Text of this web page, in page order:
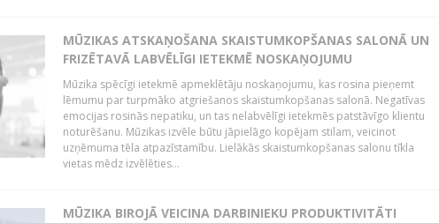
MŪZIKAS ATSKAŅOŠANA SKAISTUMKOPŠANAS SALONĀ UN
FRIZĒTAVĀ LABVĒLĪGI IETEKMĒ NOSKAŅOJUMU
Mūzika spēcīgi ietekmē apmeklētāju noskaņojumu, kas rosina pieņemt
lēmumu par turpmāko atgriešanos skaistumkopšanas salonā. Negatīvas
emocijas rosinās nepatiku, un tas nelabvēlīgi ietekmēs patstāvīgo klientu
noturēšanu. Mūzikas izvēle būtu jāpielāgo kopējam stilam, veicinot
uzņēmuma tēla atpazīstamību. Lielākās skaistumkopšanas salonu tīkla
vietas mēdz izvēlēties...
MŪZIKA BIROJĀ VEICINA DARBINIEKU PRODUKTIVITĀTI